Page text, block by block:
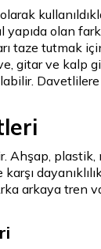
olan
taze tutmak
gitar ve kalp
Ahşap,
arkaya tren